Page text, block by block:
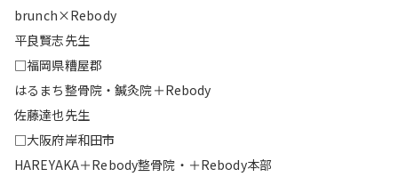
brunch×Rebody
平良賢志先生
□福岡県糟屋郡
はるまち整骨院・鍼灸院＋Rebody
佐藤達也先生
□大阪府岸和田市
HAREYAKA＋Rebody整骨院・＋Rebody本部